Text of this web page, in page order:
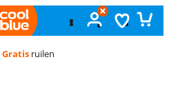
Gratis ruilen